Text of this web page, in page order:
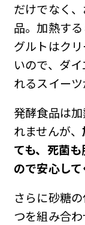
だけでなく
品。加熱す
グルトはク
いので、ダ
れるスイーツ
発酵食品は
れませんが、
ても、死菌
ので安心し
さらに砂糖
つを組み合